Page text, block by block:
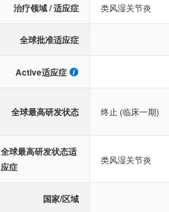
治疗领域 / 适应症 类风湿关节炎
全球批准适应症
Active适应症
全球最高研发状态 终止 (临床一期)
全球最高研发状态适
应症
类风湿关节炎
国家/区域